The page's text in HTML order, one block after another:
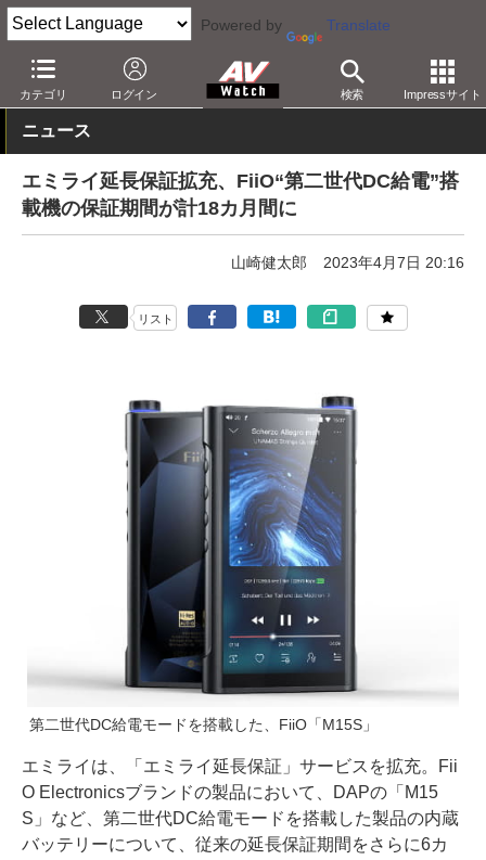
Powered by Translate
カテゴリ ログイン 検索 Impressサイト
AV Watch 動向 告知
ニュース
エミライ延長保証拡充、FiiO“第二世代DC給電”搭
載機の保証期間が計18カ月間に
山崎健太郎 2023年4月7日 20:16
リスト
第二世代DC給電モードを搭載した、FiiO「M15S」
エミライは、「エミライ延長保証」サービスを拡充。Fii
O Electronicsブランドの製品において、DAPの「M15
S」など、第二世代DC給電モードを搭載した製品の内蔵
バッテリーについて、従来の延長保証期間をさらに6カ